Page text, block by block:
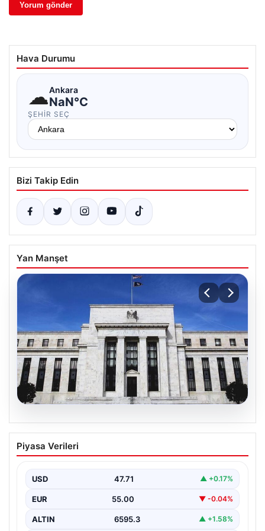
Hava Durumu
☁Ankara
NaN°C
ŞEHIR SEÇ
Bizi Takip Edin
Yan Manşet
Fed faizi sabit tuttu
Piyasa Verileri
USD 47.71 ▲ +0.17%
EUR 55.00 ▼ -0.04%
ALTIN 6595.3 ▲ +1.58%